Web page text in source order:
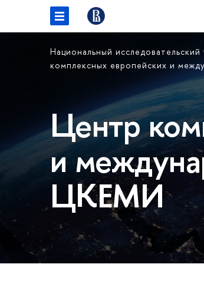
Национальный
комплексных европейских и
Центр
и
ЦКЕМИ